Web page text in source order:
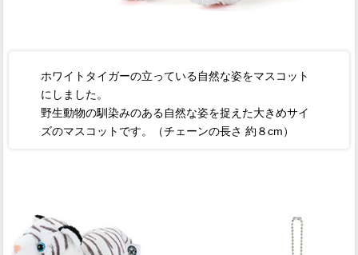
ホワイトタイガーの立っている自然な姿をマスコット
にしました。
野生動物の馴染みのある自然な姿を捉えた大きめサイ
ズのマスコットです。（チェーンの長さ 約８cm）